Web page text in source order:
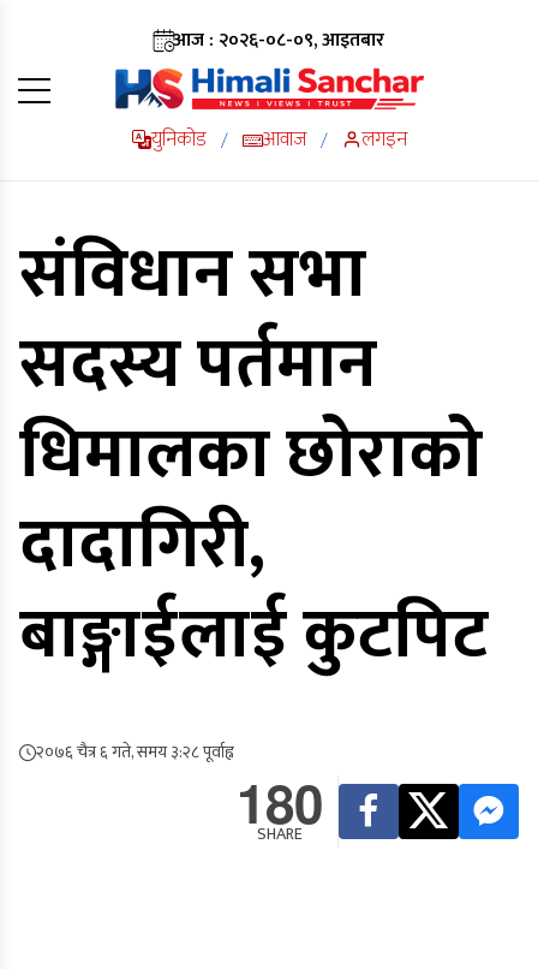
आज : २०२६-०८-०९, आइतबार
युनिकोड / आवाज / लगइन
संविधान सभा
सदस्य पर्तमान
धिमालका छोराको
दादागिरी,
बाङ्गाईलाई कुटपिट
२०७६ चैत्र ६ गते, समय ३:२८ पूर्वाह्न
180
SHARE